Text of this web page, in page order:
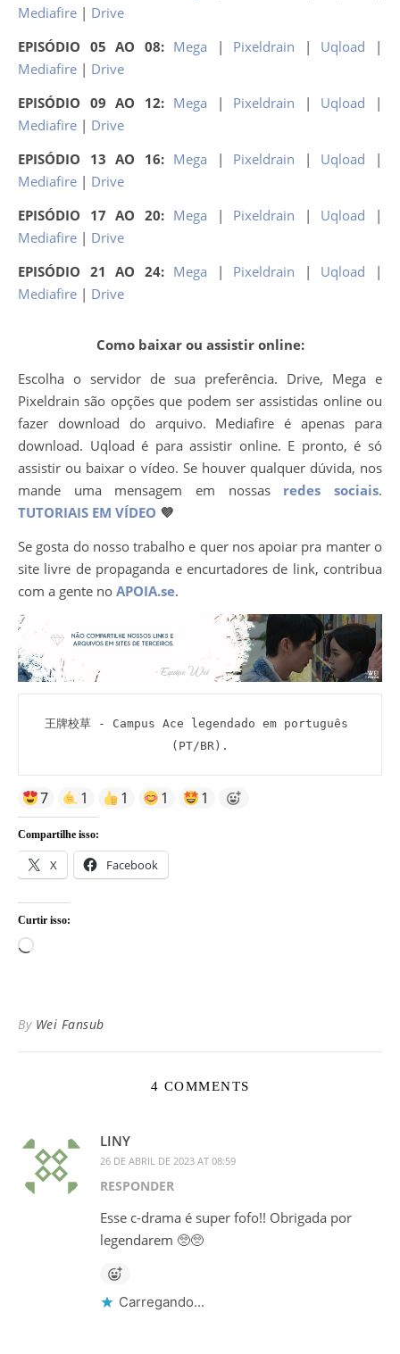
Mediafire | Drive
EPISÓDIO 05 AO 08: Mega | Pixeldrain | Uqload |
Mediafire | Drive
EPISÓDIO 09 AO 12: Mega | Pixeldrain | Uqload |
Mediafire | Drive
EPISÓDIO 13 AO 16: Mega | Pixeldrain | Uqload |
Mediafire | Drive
EPISÓDIO 17 AO 20: Mega | Pixeldrain | Uqload |
Mediafire | Drive
EPISÓDIO 21 AO 24: Mega | Pixeldrain | Uqload |
Mediafire | Drive
Como baixar ou assistir online:
Escolha o servidor de sua preferência. Drive, Mega e
Pixeldrain são opções que podem ser assistidas online ou
fazer download do arquivo. Mediafire é apenas para
download. Uqload é para assistir online. E pronto, é só
assistir ou baixar o vídeo. Se houver qualquer dúvida, nos
mande uma mensagem em nossas redes sociais.
TUTORIAIS EM VÍDEO 💜
Se gosta do nosso trabalho e quer nos apoiar pra manter o
site livre de propaganda e encurtadores de link, contribua
com a gente no APOIA.se.
王牌校草 - Campus Ace legendado em português
(PT/BR).
7 1 1 1 1
Compartilhe isso:
X Facebook
Curtir isso:
Carregando...
By Wei Fansub
4 COMMENTS
LINY
26 DE ABRIL DE 2023 AT 08:59
RESPONDER
Esse c-drama é super fofo!! Obrigada por
legendarem 🥺🥺
Carregando...